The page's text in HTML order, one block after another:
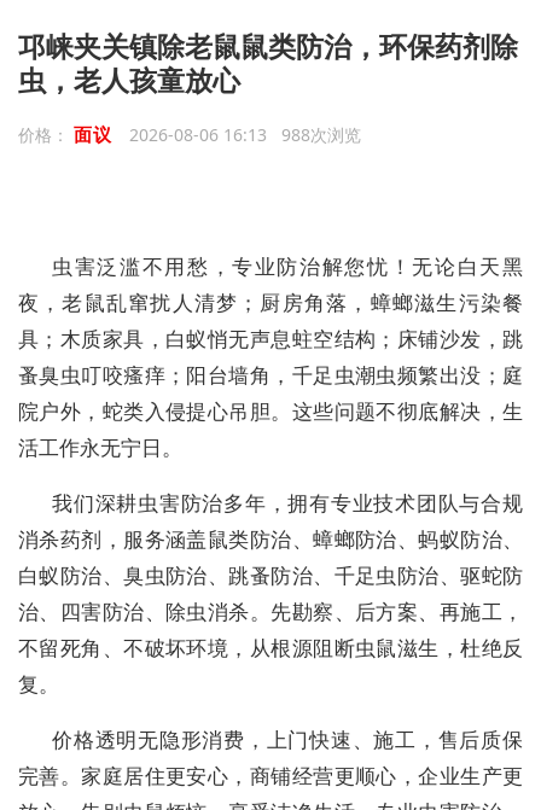
邛崃夹关镇除老鼠鼠类防治，环保药剂除
虫，老人孩童放心
价格： 面议 2026-08-06 16:13 988次浏览
虫害泛滥不用愁，专业防治解您忧！无论白天黑
夜，老鼠乱窜扰人清梦；厨房角落，蟑螂滋生污染餐
具；木质家具，白蚁悄无声息蛀空结构；床铺沙发，跳
蚤臭虫叮咬瘙痒；阳台墙角，千足虫潮虫频繁出没；庭
院户外，蛇类入侵提心吊胆。这些问题不彻底解决，生
活工作永无宁日。
我们深耕虫害防治多年，拥有专业技术团队与合规
消杀药剂，服务涵盖鼠类防治、蟑螂防治、蚂蚁防治、
白蚁防治、臭虫防治、跳蚤防治、千足虫防治、驱蛇防
治、四害防治、除虫消杀。先勘察、后方案、再施工，
不留死角、不破坏环境，从根源阻断虫鼠滋生，杜绝反
复。
价格透明无隐形消费，上门快速、施工，售后质保
完善。家庭居住更安心，商铺经营更顺心，企业生产更